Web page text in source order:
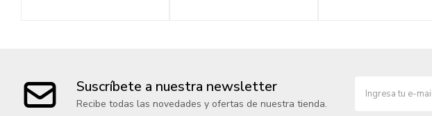
Suscríbete a nuestra newsletter
Recibe todas las novedades y ofertas de nuestra tienda.